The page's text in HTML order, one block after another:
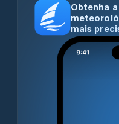
Obtenha
mais